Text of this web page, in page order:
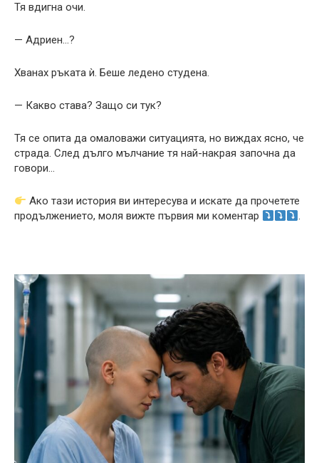
Тя вдигна очи.
— Адриен…?
Хванах ръката ѝ. Беше ледено студена.
— Какво става? Защо си тук?
Тя се опита да омаловажи ситуацията, но виждах ясно, че
страда. След дълго мълчание тя най-накрая започна да
говори…
Ако тази история ви интересува и искате да прочетете
продължението, моля вижте първия ми коментар
.